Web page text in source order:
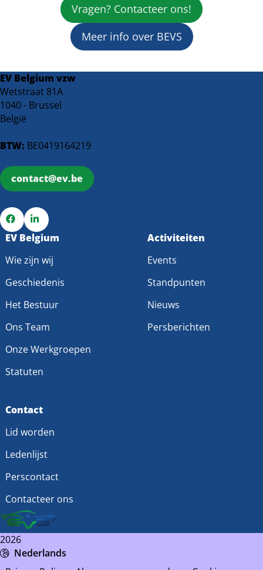
Vragen? Contacteer ons!
Meer info over BEVS
EV Belgium vzw
Wetstraat 81A
1040 - Brussel
België
BTW: BE0419164219
contact@ev.be
Ga
Facebook
Ga
LinkedIn
EV Belgium
Wie zijn wij
Geschiedenis
Het Bestuur
Ons Team
Onze Werkgroepen
Statuten
Activiteiten
Events
Standpunten
Nieuws
Persberichten
Contact
Lid worden
Ledenlijst
Perscontact
Contacteer ons
2026
Nederlands